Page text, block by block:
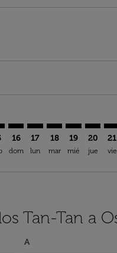
16
dom
17
lun
18
mar
19
mié
20
jue
21
vie
Tan-Tan a
A